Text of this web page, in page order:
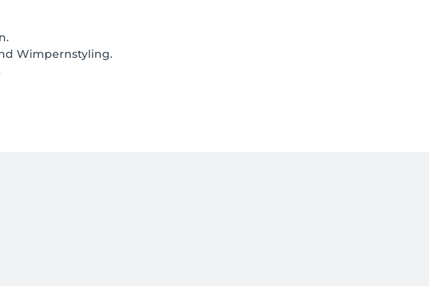
Wimpernstyling.